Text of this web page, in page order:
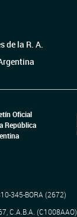
de la R. A.
Oficial
República
345-BORA (2672)
C.A.B.A. (C1008AAO)